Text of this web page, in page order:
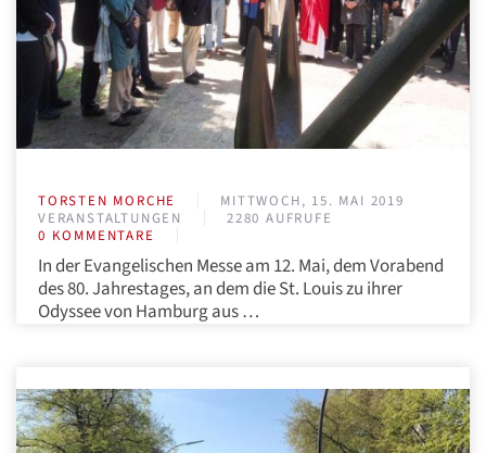
TORSTEN MORCHE
MITTWOCH, 15. MAI 2019
VERANSTALTUNGEN
2280 AUFRUFE
0 KOMMENTARE
In der Evangelischen Messe am 12. Mai, dem Vorabend
des 80. Jahrestages, an dem die St. Louis zu ihrer
Odyssee von Hamburg aus …